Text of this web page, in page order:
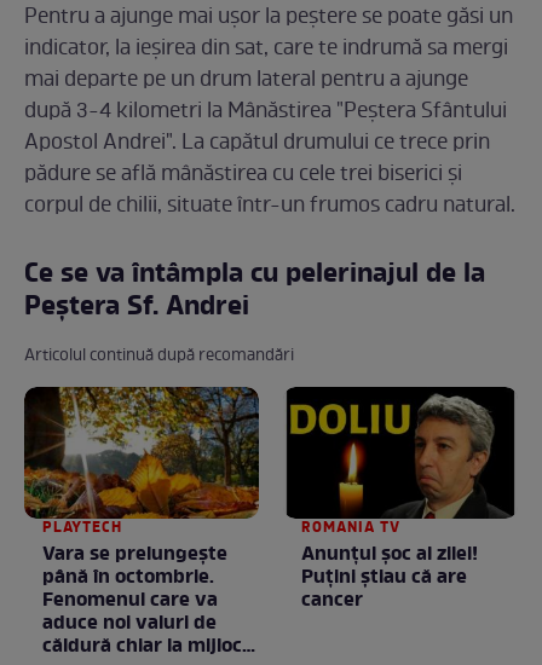
Pentru a ajunge mai ușor la peștere se poate găsi un
indicator, la ieșirea din sat, care te indrumă sa mergi
mai departe pe un drum lateral pentru a ajunge
după 3-4 kilometri la Mânăstirea "Peștera Sfântului
Apostol Andrei". La capătul drumului ce trece prin
pădure se află mânăstirea cu cele trei biserici și
corpul de chilii, situate într-un frumos cadru natural.
Ce se va întâmpla cu pelerinajul de la
Peștera Sf. Andrei
Articolul continuă după recomandări
PLAYTECH
Vara se prelungeşte
până în octombrie.
Fenomenul care va
aduce noi valuri de
căldură chiar la mijlocul
ROMANIA TV
Anunţul şoc al zilei!
Puţini ştiau că are
cancer